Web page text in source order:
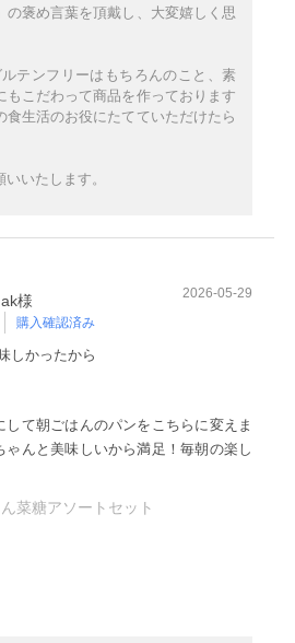
の褒め言葉を頂戴し、大変嬉しく思
テンフリーはもちろんのこと、素
もこだわって商品を作っております
食生活のお役にたてていただけたら
いたします。
ak様
購入確認済み
2026-05-29
しかったから
して朝ごはんのパンをこちらに変えま
ゃんと美味しいから満足！毎朝の楽し
菜糖アソートセット